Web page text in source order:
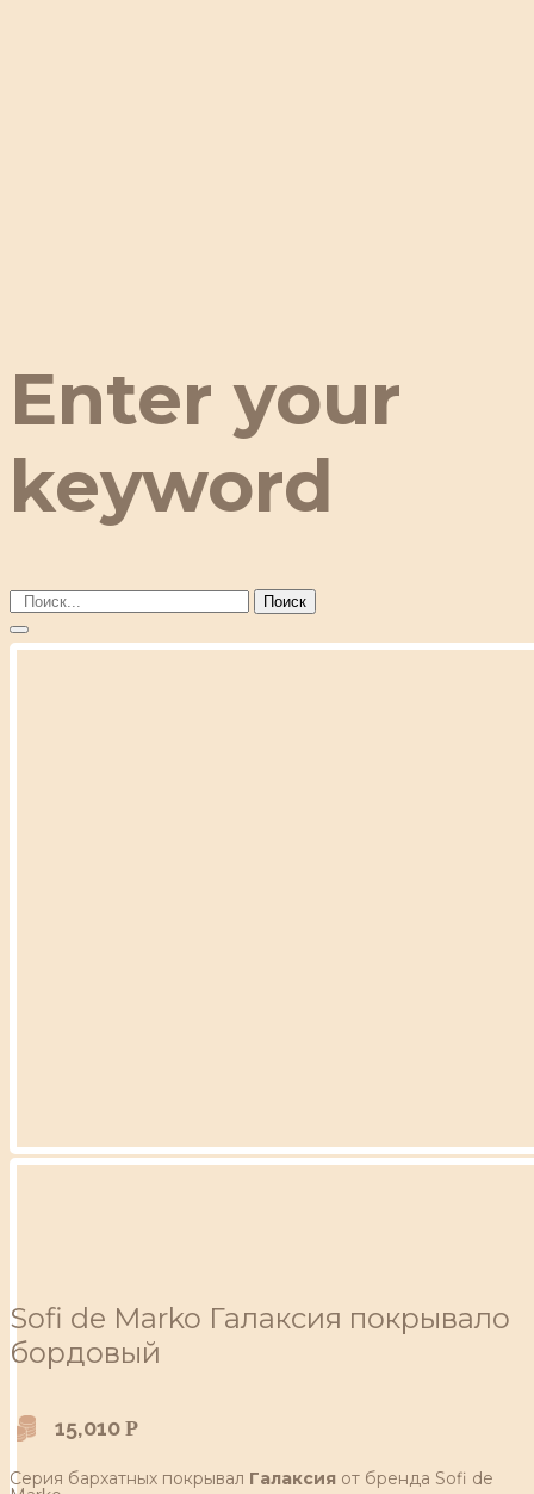
Enter your
keyword
Поиск
Sofi de Marko Галаксия покрывало
бордовый
15,010 Р
Серия бархатных покрывал Галаксия от бренда Sofi de